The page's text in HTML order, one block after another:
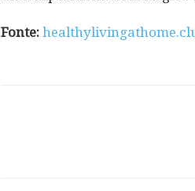
Fonte: